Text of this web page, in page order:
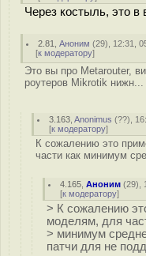
Через костыль, это в
2.81 ,Аноним (29), 12:31,
[к модератору]
Это вы про Metarouter,
роутеров Mikrotik нижн...
3.163 ,Anonimus (??),
[к модератору]
К сожалению это
части как минимум
4.165 ,Аноним (29),
[к модератору]
> К сожалению
моделям, для
> минимум
патчи для не